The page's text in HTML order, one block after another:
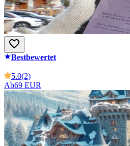
Bestbewertet
5.0(2)
Ab69 EUR